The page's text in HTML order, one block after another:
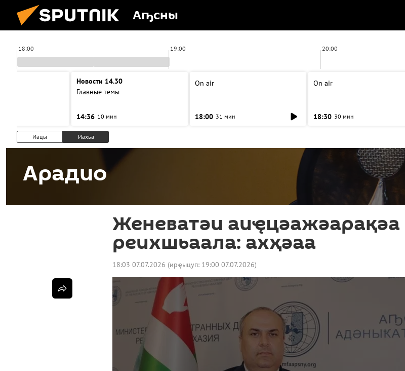
Аҧсны
18:00 19:00 20:00
Новости 14.30
Главные темы
14:36 10 мин
On air
18:00 31 мин
On air
18:30 30 мин
Иацы Иахьа
Арадио
Женеватәи аиҿцәажәарақәа
реихшьаала: ахҳәаа
18:03 07.07.2026 (ирҿыцуп: 19:00 07.07.2026)